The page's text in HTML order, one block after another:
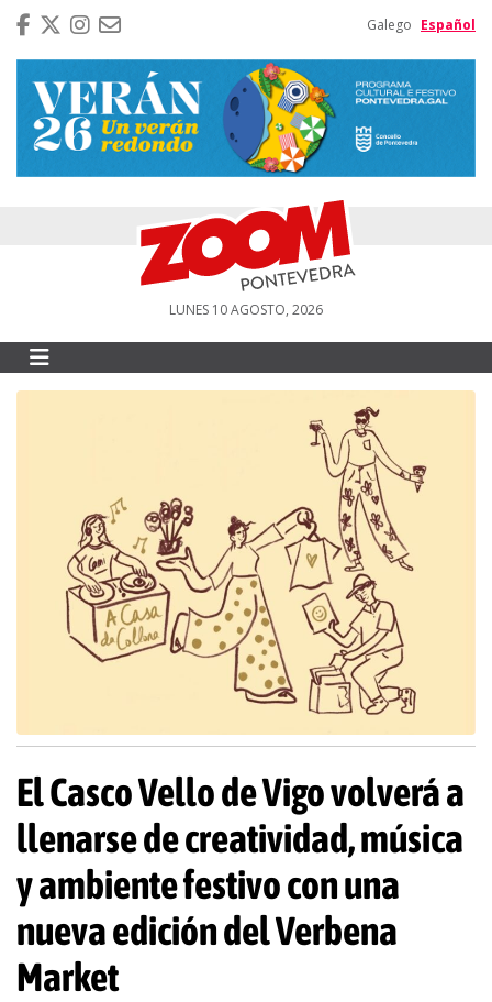
Galego Español
LUNES 10 AGOSTO, 2026
El Casco Vello de Vigo volverá a
llenarse de creatividad, música
y ambiente festivo con una
nueva edición del Verbena
Market